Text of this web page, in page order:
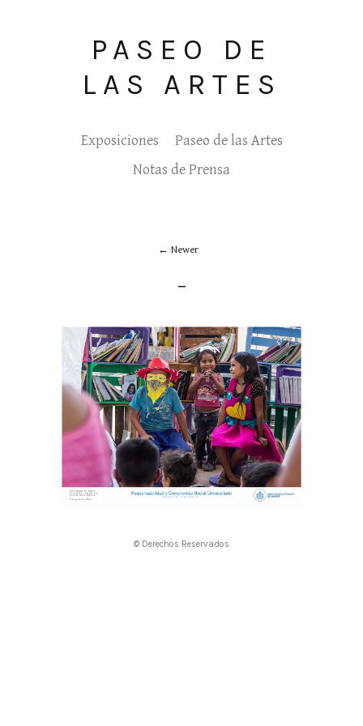
PASEO DE
LAS ARTES
Exposiciones
Paseo de las Artes
Notas de Prensa
Newer
_
© Derechos Reservados